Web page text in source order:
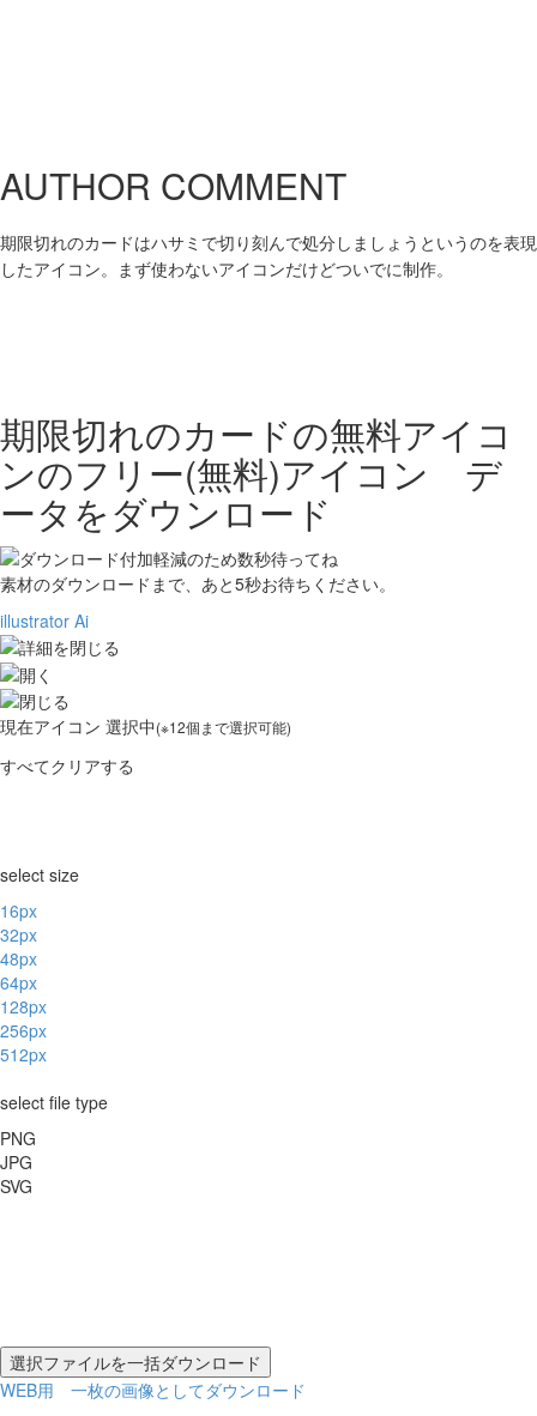
AUTHOR COMMENT
期限切れのカードはハサミで切り刻んで処分しましょうというのを表現
したアイコン。まず使わないアイコンだけどついでに制作。
期限切れのカードの無料アイコ
ンのフリー(無料)アイコン デ
ータをダウンロード
素材のダウンロードまで、あと5秒お待ちください。
illustrator Ai
現在アイコン 選択中(※12個まで選択可能)
すべてクリアする
select size
16px
32px
48px
64px
128px
256px
512px
select file type
PNG
JPG
SVG
WEB用 一枚の画像としてダウンロード